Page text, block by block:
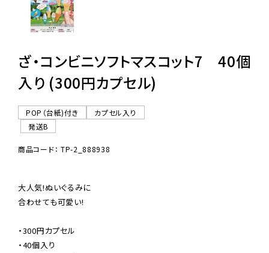
ざ・コンビニソフトマスコット7 40個
入り (300円カプセル)
POP（台紙)付き
カプセル入り
発送B
商品コード： TP-2_888938
大人気!ぬいぐるみに
合わせても可愛い!
・300円カプセル
・40個入り